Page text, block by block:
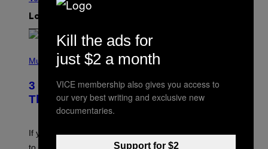
Lo más reciente
H
O
B
Y
V
Music
3 Millennial Anthems That Make You
Think of Your Best Friend
If you need a song to send to your best friend right now
Kill the ads for
just $2 a month
VICE membership also gives you access to
our very best writing and exclusive new
documentaries.
Support for $2